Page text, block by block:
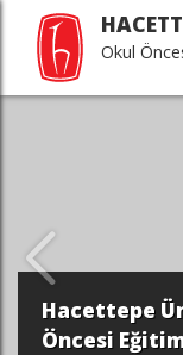
Okul
Hacettepe
Öncesi